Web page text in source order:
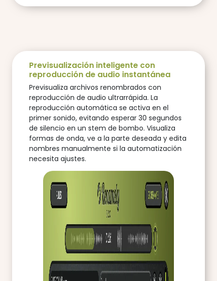
Previsualización inteligente con
reproducción de audio instantánea
Previsualiza archivos renombrados con
reproducción de audio ultrarrápida. La
reproducción automática se activa en el
primer sonido, evitando esperar 30 segundos
de silencio en un stem de bombo. Visualiza
formas de onda, ve a la parte deseada y edita
nombres manualmente si la automatización
necesita ajustes.